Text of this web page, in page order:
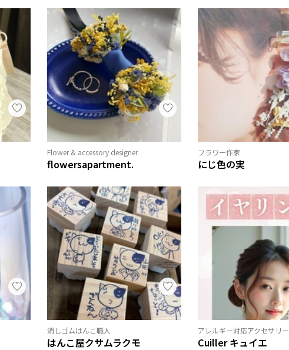
Flower & accessory designer
flowersapartment.
フラワー作家
にじ色の実
消しゴムはんこ職人
はんこ屋クサムラクモ
アレルギー対応アクセサリ
Cuiller キュイエ